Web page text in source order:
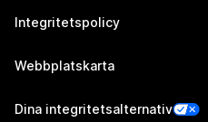
Integritetspolicy
Webbplatskarta
Dina integritetsalternativ